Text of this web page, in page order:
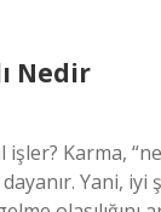
Nedir
işler? Karma,
Yani,